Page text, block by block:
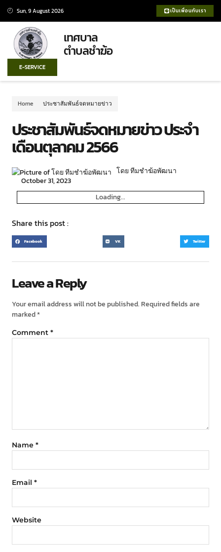
Sun, 9 August 2026 เป็นเพื่อนกับเรา
เทศบาล
ตำบลชำฆ้อ
E-SERVICE
Home ประชาสัมพันธ์จดหมายข่าว
ประชาสัมพันธ์จดหมายข่าว ประจำ
เดือนตุลาคม 2566
โดย ทีมชำฆ้อพัฒนา
October 31, 2023
Loading...
Share this post :
Facebook VK Twitter
Leave a Reply
Your email address will not be published. Required fields are
marked*
Comment *
Name *
Email *
Website